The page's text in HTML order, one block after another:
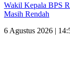
Wakil Kepala BPS
Masih Rendah
6 Agustus 2026 |